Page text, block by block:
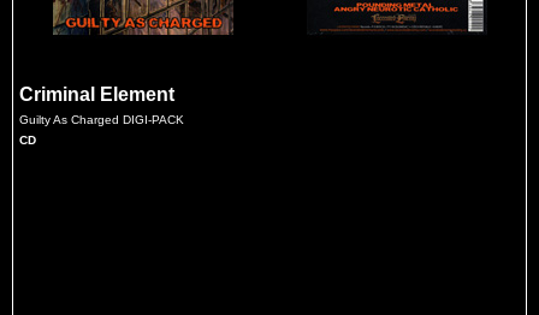
Criminal Element
Guilty As Charged DIGI-PACK
CD